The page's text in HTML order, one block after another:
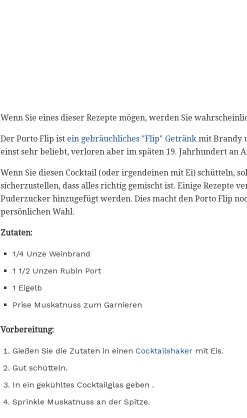
Wenn Sie eines dieser Rezepte mögen, werden Sie
Der Porto Flip ist ein gebräuchliches "Flip" Getränk mit Brandy
einst sehr beliebt, verloren aber im späten 19. Jahrhundert an
Wenn Sie diesen Cocktail (oder irgendeinen mit Ei) schütteln,
sicherzustellen, dass alles richtig gemischt ist. Einige Rezepte
Puderzucker hinzugefügt werden. Dies macht den Porto Flip
persönlichen Wahl.
Zutaten:
1/4 Unze Weinbrand
1 1/2 Unzen Rubin Port
1 Eigelb
Prise Muskatnuss zum Garnieren
Vorbereitung:
Gießen Sie die Zutaten in einen Cocktailshaker mit Eis.
Gut schütteln.
In ein gekühltes Cocktailglas geben .
Sprinkle Muskatnuss an der Spitze.